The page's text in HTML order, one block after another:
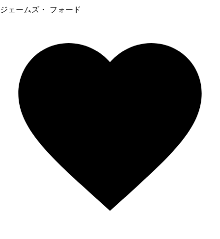
ジェームズ・ フォード